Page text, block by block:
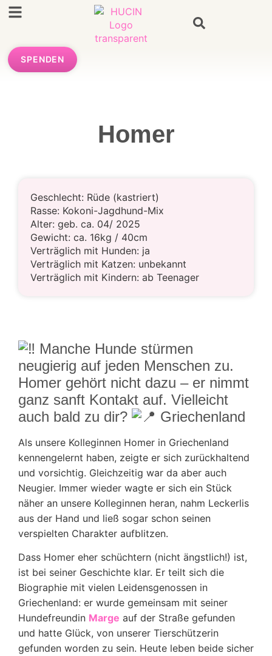
SPENDEN
Homer
Geschlecht: Rüde (kastriert)
Rasse: Kokoni-Jagdhund-Mix
Alter: geb. ca. 04/ 2025
Gewicht: ca. 16kg / 40cm
Verträglich mit Hunden: ja
Verträglich mit Katzen: unbekannt
Verträglich mit Kindern: ab Teenager
Manche Hunde stürmen
neugierig auf jeden Menschen zu.
Homer gehört nicht dazu – er nimmt
ganz sanft Kontakt auf. Vielleicht
auch bald zu dir?
Griechenland
Als unsere Kolleginnen Homer in Griechenland
kennengelernt haben, zeigte er sich zurückhaltend
und vorsichtig. Gleichzeitig war da aber auch
Neugier. Immer wieder wagte er sich ein Stück
näher an unsere Kolleginnen heran, nahm Leckerlis
aus der Hand und ließ sogar schon seinen
verspielten Charakter aufblitzen.
Dass Homer eher schüchtern (nicht ängstlich!) ist,
ist bei seiner Geschichte klar. Er teilt sich die
Biographie mit vielen Leidensgenossen in
Griechenland: er wurde gemeinsam mit seiner
Hundefreundin Marge auf der Straße gefunden
und hatte Glück, von unserer Tierschützerin
gefunden worden zu sein. Heute leben beide sicher